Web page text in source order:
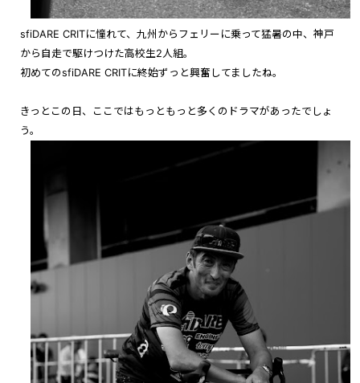
sfiDARE CRITに憧れて、九州からフェリーに乗って猛暑の中、神戸
から自走で駆けつけた高校生2人組。
初めてのsfiDARE CRITに終始ずっと興奮してましたね。
きっとこの日、ここではもっともっと多くのドラマがあったでしょ
う。